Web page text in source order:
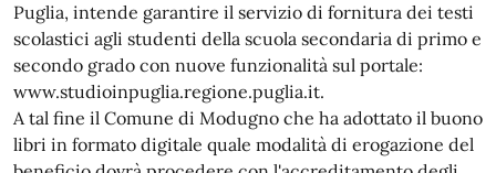
Puglia, intende garantire il servizio di fornitura dei testi
scolastici agli studenti della scuola secondaria di primo e
secondo grado con nuove funzionalità sul portale:
www.studioinpuglia.regione.puglia.it.
A tal fine il Comune di Modugno che ha adottato il buono
libri in formato digitale quale modalità di erogazione del